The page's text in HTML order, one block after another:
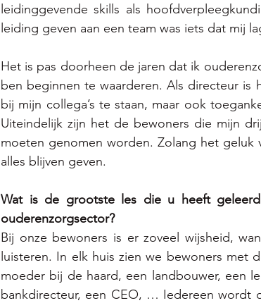
leidinggevende skills als
leiding geven aan een team was iets dat mij
Het is pas doorheen de jaren dat ik
ben beginnen te waarderen. Als directeur
bij mijn collega’s te staan, maar ook
Uiteindelijk zijn het de bewoners die mijn
moeten genomen worden. Zolang het geluk
alles blijven geven.
Wat is de grootste les die u heeft
ouderenzorgsector?
Bij onze bewoners is er zoveel wijsheid,
luisteren. In elk huis zien we bewoners met
moeder bij de haard, een landbouwer, een
bankdirecteur, een CEO, … Iedereen wordt